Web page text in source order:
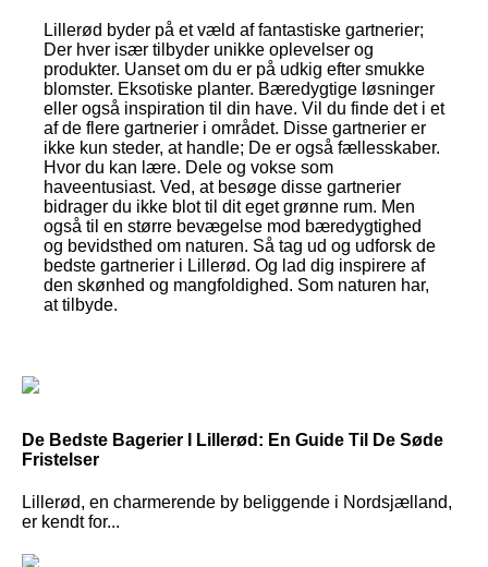
Lillerød byder på et væld af fantastiske gartnerier;
Der hver især tilbyder unikke oplevelser og
produkter. Uanset om du er på udkig efter smukke
blomster. Eksotiske planter. Bæredygtige løsninger
eller også inspiration til din have. Vil du finde det i et
af de flere gartnerier i området. Disse gartnerier er
ikke kun steder, at handle; De er også fællesskaber.
Hvor du kan lære. Dele og vokse som
haveentusiast. Ved, at besøge disse gartnerier
bidrager du ikke blot til dit eget grønne rum. Men
også til en større bevægelse mod bæredygtighed
og bevidsthed om naturen. Så tag ud og udforsk de
bedste gartnerier i Lillerød. Og lad dig inspirere af
den skønhed og mangfoldighed. Som naturen har,
at tilbyde.
De Bedste Bagerier I Lillerød: En Guide Til De Søde
Fristelser
Lillerød, en charmerende by beliggende i Nordsjælland,
er kendt for...